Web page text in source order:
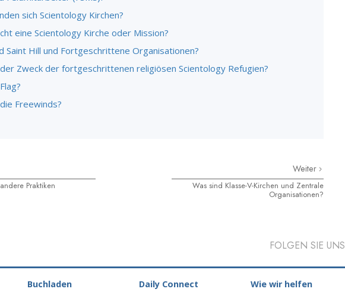
sich Scientology Kirchen?
eine Scientology Kirche oder Mission?
Saint Hill und Fortgeschrittene Organisationen?
Zweck der fortgeschrittenen religiösen Scientology Refugien?
Freewinds?
Praktiken
Weiter
Was sind Klasse-V-Kirchen und Zentrale
Organisationen?
FOLGEN SIE UNS
Buchladen Daily Connect Wie wir helfen